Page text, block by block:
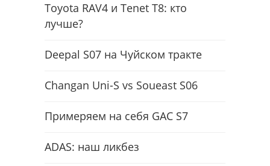
Toyota RAV4 и Tenet T8: кто
лучше?
Deepal S07 на Чуйском тракте
Changan Uni-S vs Soueast S06
Примеряем на себя GAC S7
ADAS: наш ликбез